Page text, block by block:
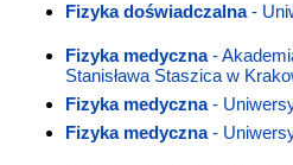
Fizyka doświadczalna-
Fizyka medyczna-
Stanisława Staszica w
Fizyka medyczna-
Fizyka medyczna-